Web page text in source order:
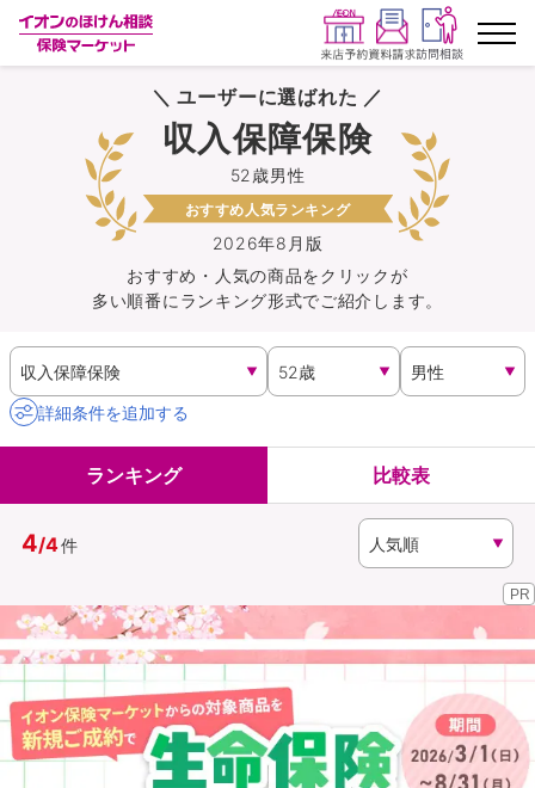
ランキングから探す
保険を比較する
保険会社から探す
イオンカード会員さま専用保険
キャンペーン一覧
イオングループ従業員さま向け
資料請求
（無料）
訪問相談
イオンカード会員さま専用保険
＼ ユーザーに選ばれた ／
2026年8月版
52歳男性
収入保障保険
おすすめ人気ランキング
おすすめ・人気の商品をクリックが
多い順番にランキング形式でご紹介します。
詳細条件を追加する
ランキング 比較表
4/4件
PR